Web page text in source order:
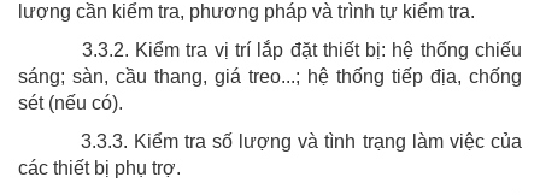
lượng cần kiểm tra, phương pháp và trình tự kiểm tra.
3.3.2. Kiểm tra vị trí lắp đặt thiết bị: hệ thống chiếu
sáng; sàn, cầu thang, giá treo...; hệ thống tiếp địa, chống
sét (nếu có).
3.3.3. Kiểm tra số lượng và tình trạng làm việc của
các thiết bị phụ trợ.